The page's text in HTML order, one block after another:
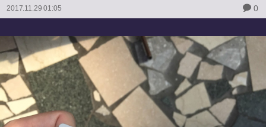
2017.11.29 01:05 0